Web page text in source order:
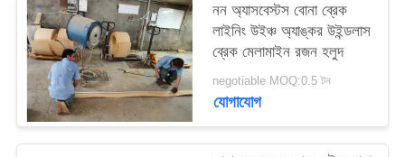
ম্যাপ
PRIVACY
POLICY
নন অ্যাসবেস্টস বোনা ব্রেক
লাইনিং উইঞ্চ অ্যাঙ্কর উইন্ডলাস
ব্রেক মেলামাইন রজন হলুদ
negotiable MOQ:0.5 টন
যোগাযোগ